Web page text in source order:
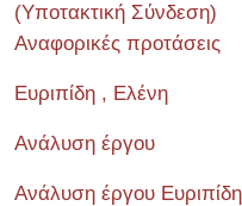
(Υποτακτική Σύνδεση)
Αναφορικές προτάσεις
Ευριπίδη , Ελένη
Ανάλυση έργου
Ανάλυση έργου